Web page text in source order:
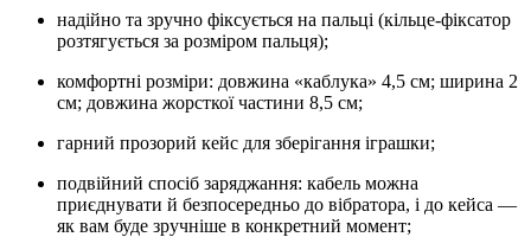
надійно та зручно фіксується на пальці (кільце-фіксатор
розтягується за розміром пальця);
комфортні розміри: довжина «каблука» 4,5 см; ширина 2
см; довжина жорсткої частини 8,5 см;
гарний прозорий кейс для зберігання іграшки;
подвійний спосіб заряджання: кабель можна
приєднувати й безпосередньо до вібратора, і до кейса —
як вам буде зручніше в конкретний момент;